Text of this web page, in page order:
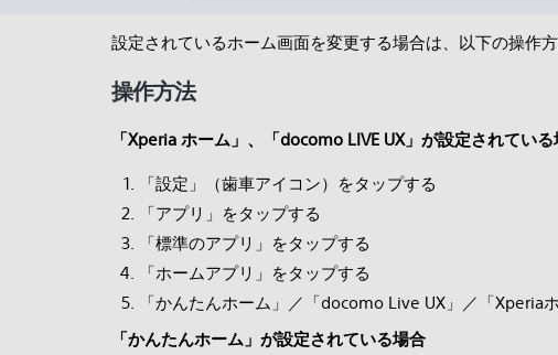
設定されているホーム画面を変更する場合は、以下の操作方
操作方法
「Xperia ホーム」、「docomo LIVE UX」が設定されてい
「設定」（歯車アイコン）をタップする
「アプリ」をタップする
「標準のアプリ」をタップする
「ホームアプリ」をタップする
「かんたんホーム」／「docomo Live UX」／「Xperia
「かんたんホーム」が設定されている場合